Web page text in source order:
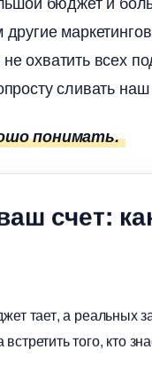
охватить всех
сливать
понимать.
счет:
тает, а реальных
того, кто